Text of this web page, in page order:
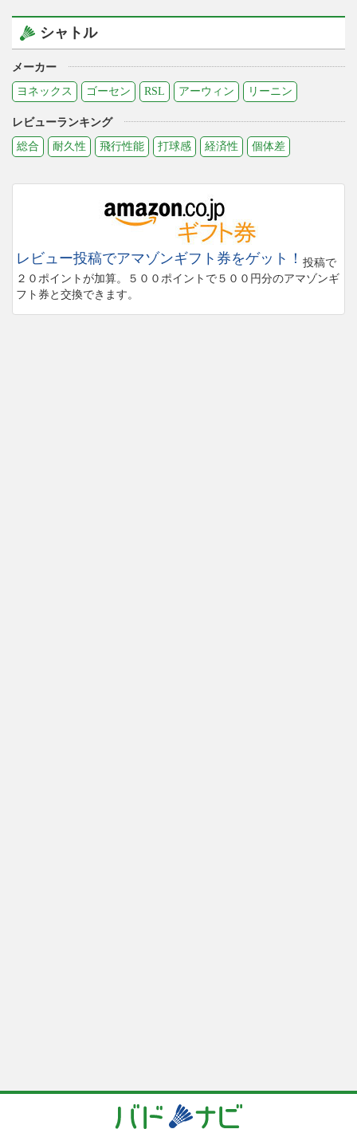
シャトル
メーカー
ヨネックス
ゴーセン RSL アーウィン リーニン
レビューランキング
総合
耐久性 飛行性能 打球感 経済性 個体差
レビュー投稿でアマゾンギフト券をゲット！ 投稿で
２０ポイントが加算。５００ポイントで５００円分のアマゾンギ
フト券と交換できます。